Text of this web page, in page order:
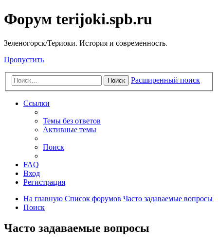
Форум terijoki.spb.ru
Зеленогорск/Териоки. История и современность.
Пропустить
Поиск Расширенный поиск
Ссылки
Темы без ответов
Активные темы
Поиск
FAQ
Вход
Регистрация
На главную Список форумов Часто задаваемые вопросы
Поиск
Часто задаваемые вопросы